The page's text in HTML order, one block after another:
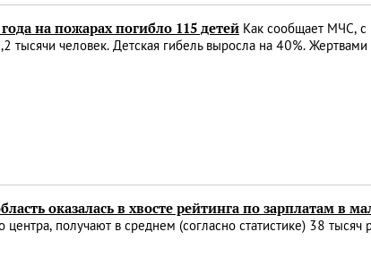
на пожарах погибло 115 детей Как сообщает МЧС, с
тысячи человек. Детская гибель выросла на 40%.
оказалась в хвосте рейтинга по зарплатам в
центра, получают в среднем (согласно статистике) 38 тысяч